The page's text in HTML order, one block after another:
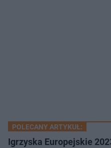
POLECANY ARTYKUŁ:
Igrzyska Europejskie